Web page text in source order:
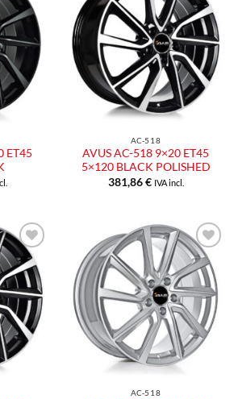
Aggiungi
alla lista
dei
desideri
ET45
Aggiungi
alla lista
dei
desideri
AC-518
AVUS AC-518 9×20 ET45
5×120 BLACK POLISHED
381,86€ IVA incl.
Aggiungi
alla lista
dei
desideri
Aggiungi
alla lista
dei
desideri
AC-518